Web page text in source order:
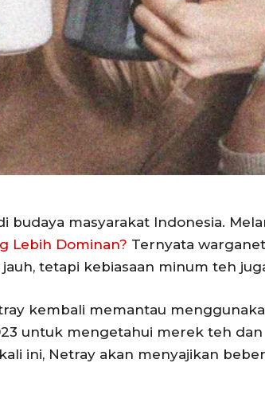
budaya masyarakat Indonesia.
Lebih Dominan? Ternyata
tetapi kebiasaan minum teh
kembali memantau
untuk mengetahui merek teh
ini, Netray akan menyajikan